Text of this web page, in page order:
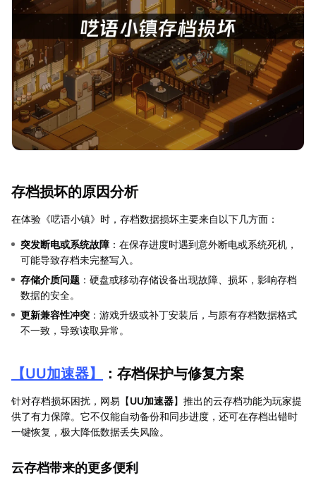
存档损坏的原因分析
在体验《呓语小镇》时，存档数据损坏主要来自以下几方面：
突发断电或系统故障 ：在保存进度时遇到意外断电或系统死机，
可能导致存档未完整写入。
存储介质问题 ：硬盘或移动存储设备出现故障、损坏，影响存档
数据的安全。
更新兼容性冲突 ：游戏升级或补丁安装后，与原有存档数据格式
不一致，导致读取异常。
【UU加速器】 ：存档保护与修复方案
针对存档损坏困扰，网易【UU加速器】推出的云存档功能为玩家提
供了有力保障。它不仅能自动备份和同步进度，还可在存档出错时
一键恢复，极大降低数据丢失风险。
云存档带来的更多便利